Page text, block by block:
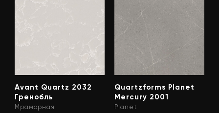
Avant Quartz 2032
Гренобль
Мраморная
Quartzforms Planet
Mercury 2001
Planet